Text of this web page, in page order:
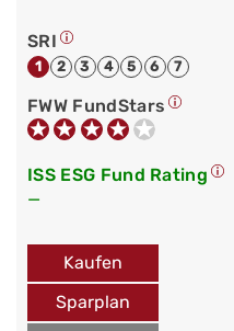
SRI
1 2 3 4 5 6 7
FWW FundStars
ISS ESG Fund Rating
—
Kaufen
Sparplan